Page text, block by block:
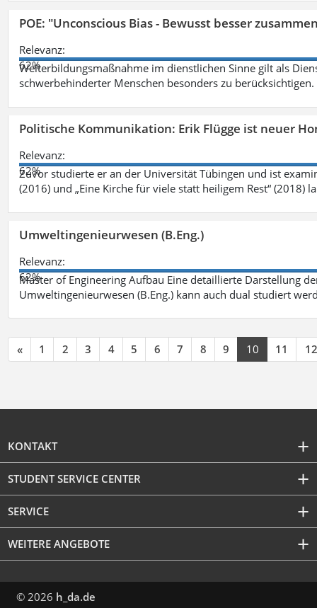
POE: "Unconscious Bias - Bewusst besser
Relevanz:
62%
Weiterbildungsmaßnahme im dienstlichen Sinne gilt als
schwerbehinderter Menschen besonders zu berücksichtigen.
Politische Kommunikation: Erik Flügge ist neuer
Relevanz:
62%
Zuvor studierte er an der Universität Tübingen und ist
(2016) und „Eine Kirche für viele statt heiligem Rest“ (2018)
Umweltingenieurwesen (B.Eng.)
Relevanz:
62%
Master of Engineering Aufbau Eine detaillierte Darstellung
Umweltingenieurwesen (B.Eng.) kann auch dual studiert
« 1 2 3 4 5 6 7 8 9 10 11 12
KONTAKT
STUDENT SERVICE CENTER
SERVICE
WEITERE ANGEBOTE
© 2026 h_da.de